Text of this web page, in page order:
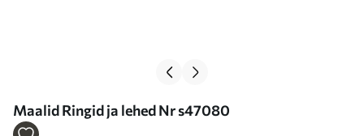
Maalid Ringid ja lehed Nr s47080